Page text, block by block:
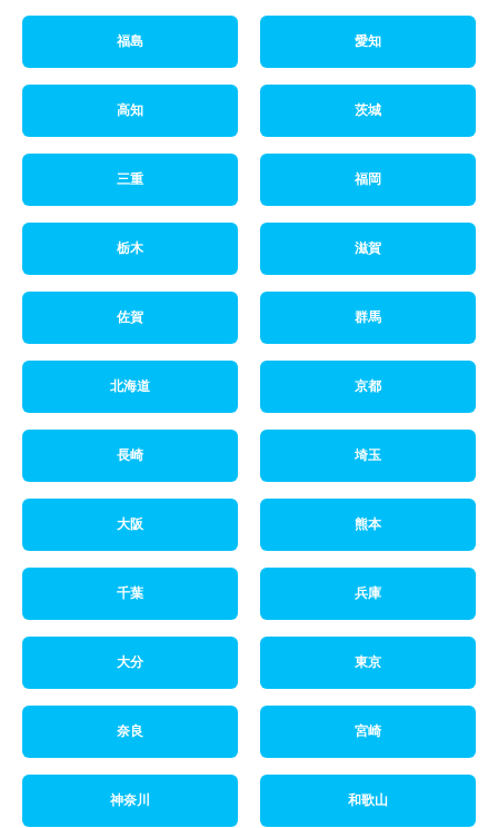
福島 愛知
高知 茨城
三重 福岡
栃木 滋賀
佐賀 群馬
北海道 京都
長崎 埼玉
大阪 熊本
千葉 兵庫
大分 東京
奈良 宮崎
神奈川 和歌山